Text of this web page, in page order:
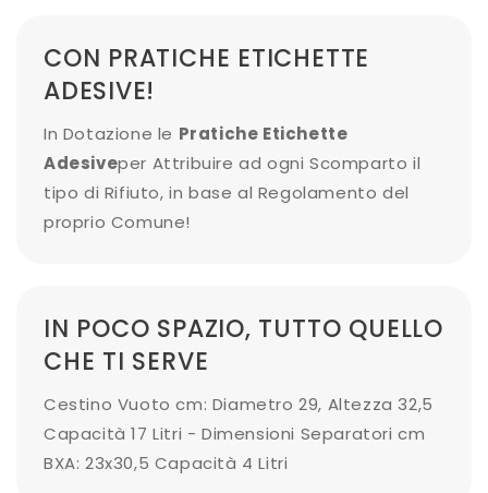
CON PRATICHE ETICHETTE
ADESIVE!
In Dotazione le Pratiche Etichette
Adesiveper Attribuire ad ogni Scomparto il
tipo di Rifiuto, in base al Regolamento del
proprio Comune!
IN POCO SPAZIO, TUTTO QUELLO
CHE TI SERVE
Cestino Vuoto cm: Diametro 29, Altezza 32,5
Capacità 17 Litri - Dimensioni Separatori cm
BXA: 23x30,5 Capacità 4 Litri